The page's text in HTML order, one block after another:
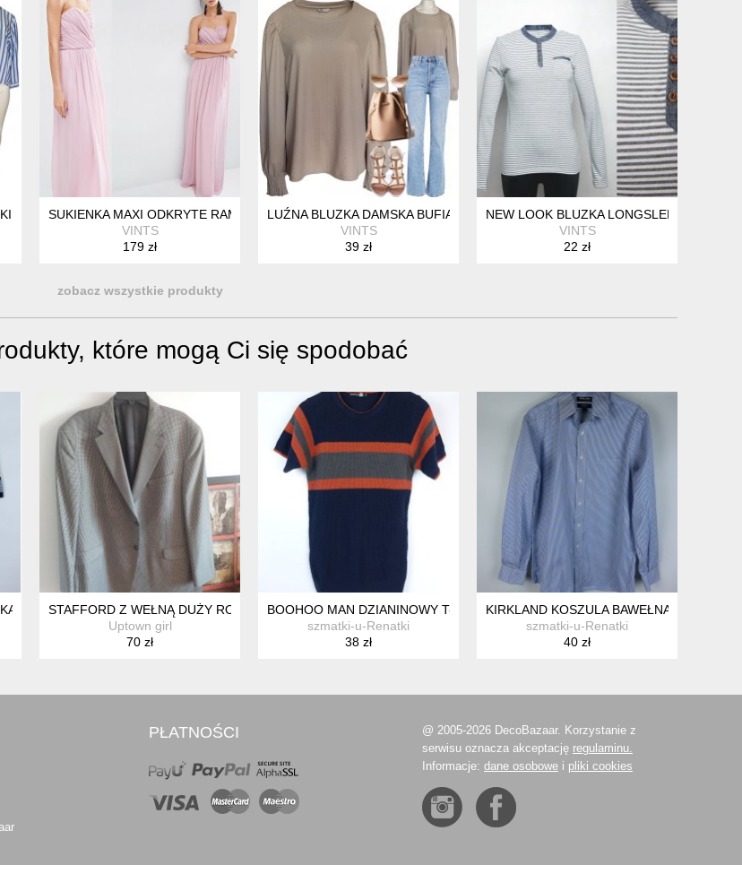
38 M HV165
WISKOZA GUZIKI HV128
SUKIENKA MAXI ODKRYTE RAMIONA ODPINANE RAMIĄCZKA GORSET LILA RÓŻ R 42 / 44 HO132
VINTS
179 zł
LUŹNA BLUZKA DAMSKA BUFIASTE MARSZCZONE RĘKAWY CUBUS BEŻ XL 42
VINTS
39 zł
NEW LOOK BLUZKA LONGSLEEVE BIAŁO-
VINTS
22 zł
zobacz wszystkie produkty
które mogą Ci się spodobać
KOSZULKA POLO W PASKI / L
STAFFORD Z WEŁNĄ DUŻY ROZMIAR
Uptown girl
70 zł
BOOHOO MAN DZIANINOWY T-SHIRT BAWEŁNA AKRYL / M
szmatki-u-Renatki
38 zł
KIRKLAND KOSZULA BAWEŁNA DROBNE
szmatki-u-Renatki
40 zł
PŁATNOŚCI
@ 2005-2026 DecoBazaar. Korzystanie z
serwisu oznacza akceptację regulaminu.
Informacje: dane osobowe i pliki cookies